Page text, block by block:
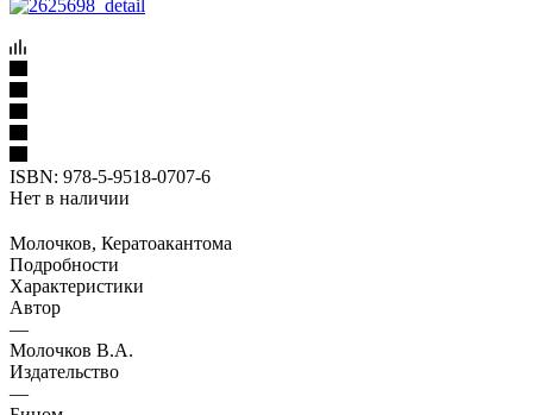
ISBN: 978-5-9518-0707-6
Нет в наличии
Молочков, Кератоакантома
Подробности
Характеристики
Автор
—
Молочков В.А.
Издательство
—